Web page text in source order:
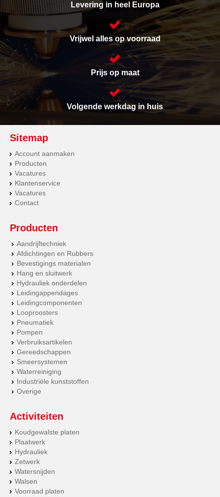
Levering in heel Europa
Vrijwel alles op voorraad
Prijs op maat
Volgende werkdag in huis
Sitemap
Account aanmaken
Producten
Vacatures
Klantenservice
Vacatures
Contact
Producten
Aandrijftechniek
Afdichtingen en Rubbers
Bevestigings materialen
Hang en sluitwerk
Hydrauliek onderdelen
Leidingappendages
Leidingcomponenten
Looproosters
Pneumatiek
Pompen
Verbruiksartikelen
Gereedschappen
Smeersystemen
Waterreiniging
Industriële kunststoffen
Overige
Activiteiten
Koudgewalste platen
Plaatwerk
Hydrauliek
Zetwerk
Watersnijden
Walsen
Voorraad platen